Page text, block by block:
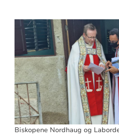
Biskopene Nordhaug og